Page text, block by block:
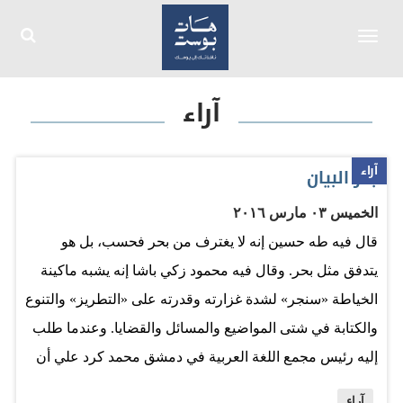
آراء
آراء
بحر البيان
الخميس ٠٣ مارس ٢٠١٦
قال فيه طه حسين إنه لا يغترف من بحر فحسب، بل هو
يتدفق مثل بحر. وقال فيه محمود زكي باشا إنه يشبه ماكينة
الخياطة «سنجر» لشدة غزارته وقدرته على «التطريز» والتنوع
والكتابة في شتى المواضيع والمسائل والقضايا. وعندما طلب
إليه رئيس مجمع اللغة العربية في دمشق محمد كرد علي أن